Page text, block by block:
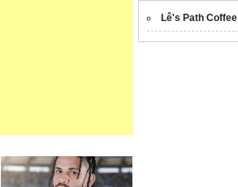
Lê's Path Coffee